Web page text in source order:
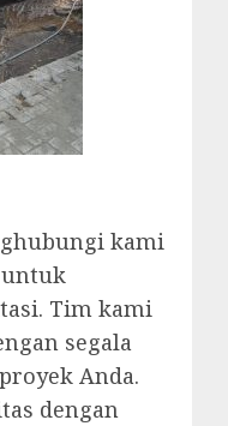
kami
untuk
Tim kami
segala
Anda.
dengan